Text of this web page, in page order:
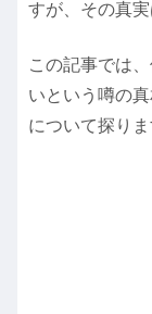
すが、その真実
この記事では
いという噂の
について探りま